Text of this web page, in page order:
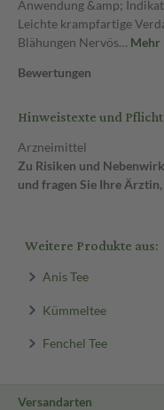
Anwendung &amp;
Leichte krampfartige
Blähungen Nervös… Mehr
Bewertungen
Hinweistexte und
Arzneimittel
Zu Risiken und
und fragen Sie Ihre
Weitere Produkte aus:
Anis Tee
Kümmeltee
Fenchel Tee
Versandarten